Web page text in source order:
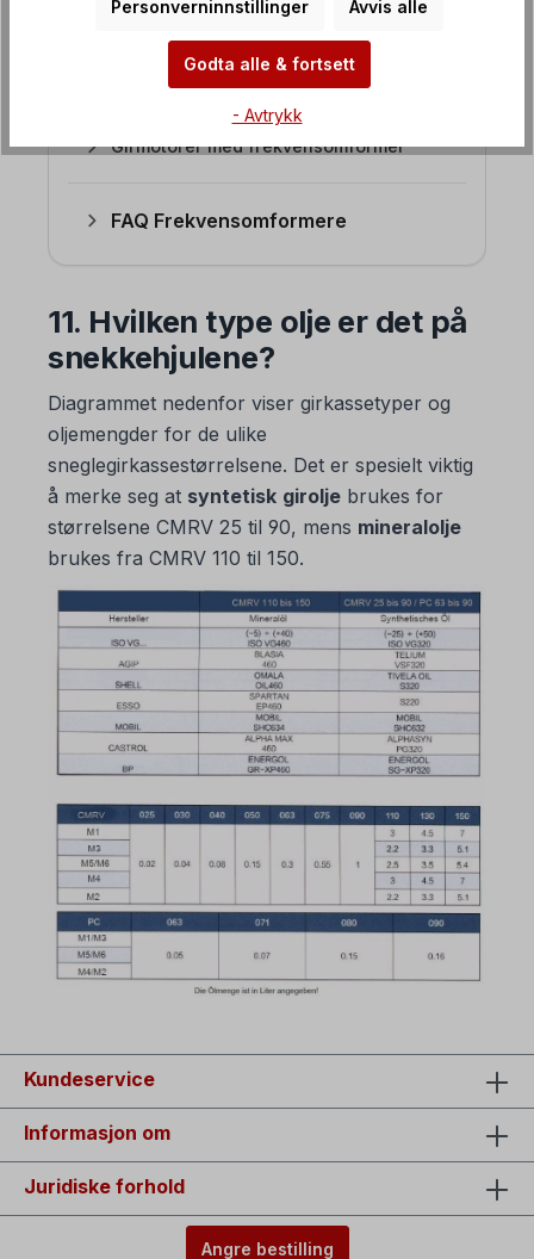
Girkasse med mekanisk
Girmotorer med frekvensomformer
FAQ Frekvensomformere
11. Hvilken type olje er det på
snekkehjulene?
Diagrammet nedenfor viser girkassetyper og
oljemengder for de ulike
sneglegirkassestørrelsene. Det er spesielt viktig
å merke seg at syntetisk girolje brukes for
størrelsene CMRV 25 til 90, mens mineralolje
brukes fra CMRV 110 til 150.
Kundeservice
Informasjon om
Juridiske forhold
Angre bestilling
Personverninnstillinger Avvis alle
Godta alle & fortsett
- Avtrykk